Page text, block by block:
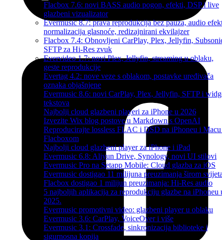
Flacbox 7.6: novi BASS audio pogon, efekti, DSP i live
glazbeni vizualizator
Evermusic 8.7: prava reprodukcija bez pauza, audio
normalizacija glasnoće, redizajnirani ekvilajzer
Flacbox 7.4: Obnovljeni CarPlay, Plex, Jellyfin,
SFTP za Hi-Res zvuk
Evervideo 1.7: novi Plex, Jellyfin, streaming u oblaku,
geste reprodukcije
Evertag 4.2: nove veze s oblakom, postavke uređivača
oznaka objašnjene
Evermusic 8.6: novi CarPlay, Plex, Jellyfin, SFTP i
tekstova
Najbolji cloud glazbeni playeri za iPhone u 2026
Izvezite Wix blog postove u Markdown s OpenAI
Reproducirajte lossless FLAC i DSD na iPhoneu i Macu
Flacboxom
Najbolji cloud glazbeni player za iPhone i iPad
Evermusic 6.8: Aliyun Drive, Synology, novi UI stilovi
Evermusic Pro na Setapp Mobile: Cloud glazba za iOS
Evermusic dostigao 11 milijuna preuzimanja širom
Flacbox dostigao 1 milijun preuzimanja: Hi-Res audio
5 najboljih aplikacija za reprodukciju glazbe na iPhoneu
2025.
Evermusic promotivni video: glazbeni player u oblaku
Evermusic 3.6: CarPlay, VoiceOver i više
Evermusic 3.1: Crossfade, sinkronizacija biblioteke i
sigurnosna kopija